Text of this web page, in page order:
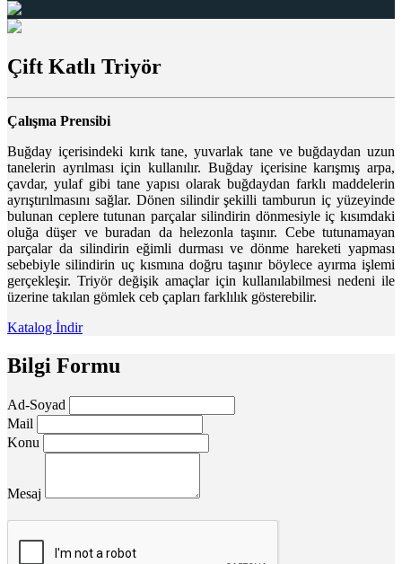
Çift Katlı Triyör
Çalışma Prensibi
Buğday içerisindeki kırık tane, yuvarlak tane ve buğdaydan uzun
tanelerin ayrılması için kullanılır. Buğday içerisine karışmış arpa,
çavdar, yulaf gibi tane yapısı olarak buğdaydan farklı maddelerin
ayrıştırılmasını sağlar. Dönen silindir şekilli tamburun iç yüzeyinde
bulunan ceplere tutunan parçalar silindirin dönmesiyle iç kısımdaki
oluğa düşer ve buradan da helezonla taşınır. Cebe tutunamayan
parçalar da silindirin eğimli durması ve dönme hareketi yapması
sebebiyle silindirin uç kısmına doğru taşınır böylece ayırma işlemi
gerçekleşir. Triyör değişik amaçlar için kullanılabilmesi nedeni ile
üzerine takılan gömlek ceb çapları farklılık gösterebilir.
Katalog İndir
Bilgi Formu
Ad-Soyad
Mail
Konu
Mesaj